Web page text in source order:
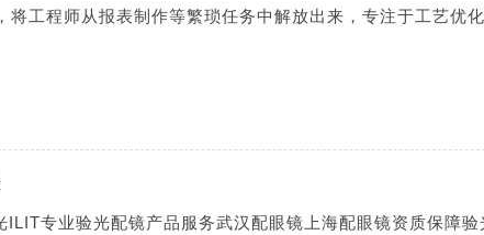
将工程师从报表制作等繁琐任务中解放出来，专注于工艺优
ILIT专业验光配镜产品服务武汉配眼镜上海配眼镜资质保障验